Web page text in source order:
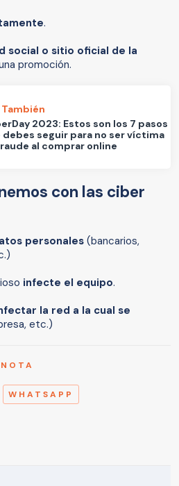
.
social o sitio oficial de la
promoción.
También
2023: Estos son los 7 pasos
debes seguir para no ser víctima
al comprar online
con las ciber
personales (bancarios,
infecte el equipo.
la red a la cual se
etc.)
WHATSAPP